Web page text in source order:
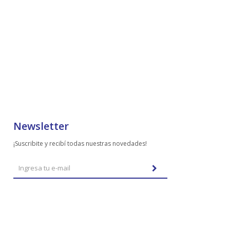
Newsletter
¡Suscribite y recibí todas nuestras novedades!